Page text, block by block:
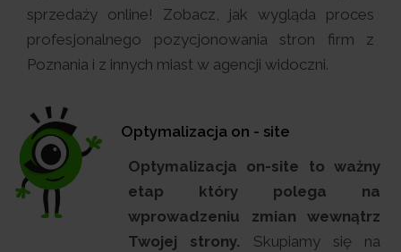
sprzedaży online! Zobacz, jak wygląda proces
profesjonalnego pozycjonowania stron firm z
Poznania i z innych miast w agencji widoczni.
Optymalizacja on - site
Optymalizacja on-site to ważny
etap który polega na
wprowadzeniu zmian wewnątrz
Twojej strony. Skupiamy się na